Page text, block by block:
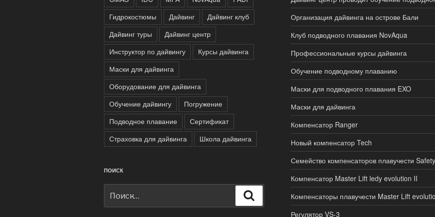
Гидрокостюмы
Дайвинг
Дайвинг клуб
Дайвинг туры
Дайвинг центр
Инструктор по дайвингу
Курсы дайвинга
Маски для дайвинга
Оборудование для дайвинга
Обучение дайвингу
Погружение
Подводное плавание
Сертификат
Страховка для дайвинга
Школа дайвинга
ПОИСК
Организация дайвинга на острове Бали
Клуб подводного плавания NovAqua
Профессиональные курсы дайвинга
Обучение подводному плаванию
Маски для подводного плавания EXO
Маски для дайвинга
Компенсатор Ranger
Новый компенсатор Tech
Семейство компенсаторов плавучести Safety
Компенсатор Master Lift ledy evolution II
Компенсаторы плавучести Master Lift
Регулятор VS-3